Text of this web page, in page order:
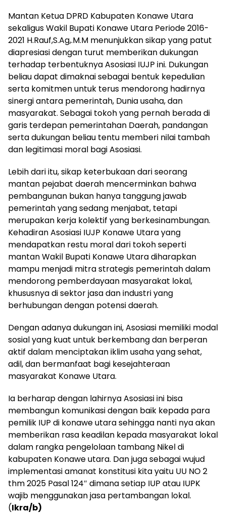
Mantan Ketua DPRD Kabupaten Konawe Utara
sekaligus Wakil Bupati Konawe Utara Periode 2016-
2021 H.Rauf,S.Ag,.M.M menunjukkan sikap yang patut
diapresiasi dengan turut memberikan dukungan
terhadap terbentuknya Asosiasi IUJP ini. Dukungan
beliau dapat dimaknai sebagai bentuk kepedulian
serta komitmen untuk terus mendorong hadirnya
sinergi antara pemerintah, Dunia usaha, dan
masyarakat. Sebagai tokoh yang pernah berada di
garis terdepan pemerintahan Daerah, pandangan
serta dukungan beliau tentu memberi nilai tambah
dan legitimasi moral bagi Asosiasi.
Lebih dari itu, sikap keterbukaan dari seorang
mantan pejabat daerah mencerminkan bahwa
pembangunan bukan hanya tanggung jawab
pemerintah yang sedang menjabat, tetapi
merupakan kerja kolektif yang berkesinambungan.
Kehadiran Asosiasi IUJP Konawe Utara yang
mendapatkan restu moral dari tokoh seperti
mantan Wakil Bupati Konawe Utara diharapkan
mampu menjadi mitra strategis pemerintah dalam
mendorong pemberdayaan masyarakat lokal,
khususnya di sektor jasa dan industri yang
berhubungan dengan potensi daerah.
Dengan adanya dukungan ini, Asosiasi memiliki modal
sosial yang kuat untuk berkembang dan berperan
aktif dalam menciptakan iklim usaha yang sehat,
adil, dan bermanfaat bagi kesejahteraan
masyarakat Konawe Utara.
Ia berharap dengan lahirnya Asosiasi ini bisa
membangun komunikasi dengan baik kepada para
pemilik IUP di konawe utara sehingga nanti nya akan
memberikan rasa keadilan kepada masyarakat lokal
dalam rangka pengelolaan tambang Nikel di
kabupaten Konawe utara. Dan juga sebagai wujud
implementasi amanat konstitusi kita yaitu UU NO 2
thm 2025 Pasal 124″ dimana setiap IUP atau IUPK
wajib menggunakan jasa pertambangan lokal.
(Ikra/b)